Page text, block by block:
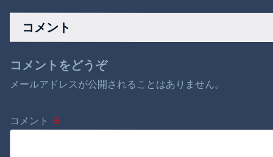
【FGO二部】 第１
コメント
コメントをどうぞ
メールアドレスが公開されることはありません。
コメント ※